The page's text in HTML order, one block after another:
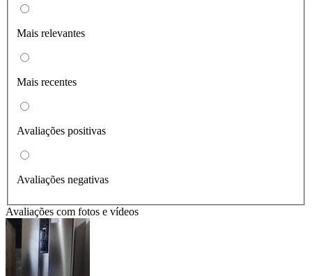
Mais relevantes
Mais recentes
Avaliações positivas
Avaliações negativas
Avaliações com fotos e vídeos